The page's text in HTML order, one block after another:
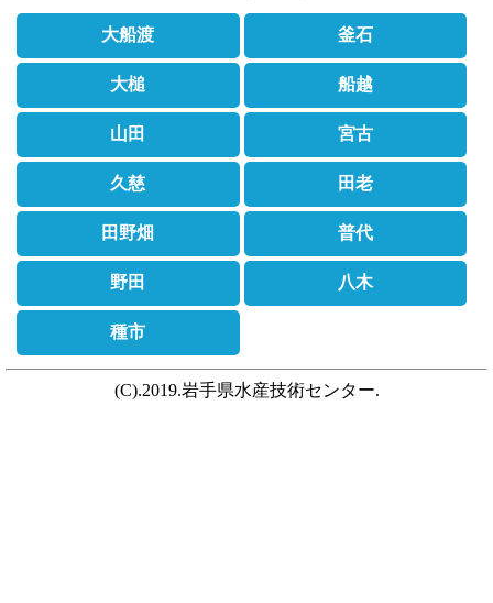
大船渡 釜石
大槌 船越
山田 宮古
久慈 田老
田野畑 普代
野田 八木
種市
(C).2019.岩手県水産技術センター.